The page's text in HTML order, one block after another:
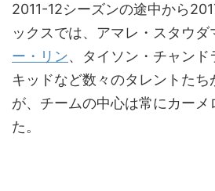
2011-12シーズンの途中から
ックスでは、アマレ・スタウダ
ー・リン、タイソン・チャンド
キッドなど数々のタレントたち
が、チームの中心は常にカーメ
た。